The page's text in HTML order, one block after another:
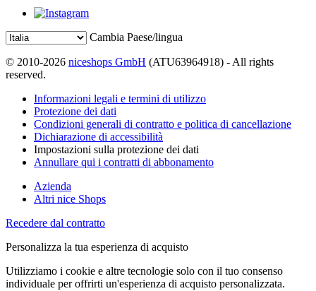
Cambia Paese/lingua
© 2010-2026 niceshops GmbH (ATU63964918) - All rights
reserved.
Informazioni legali e termini di utilizzo
Protezione dei dati
Condizioni generali di contratto e politica di cancellazione
Dichiarazione di accessibilità
Impostazioni sulla protezione dei dati
Annullare qui i contratti di abbonamento
Azienda
Altri nice Shops
Recedere dal contratto
Personalizza la tua esperienza di acquisto
Utilizziamo i cookie e altre tecnologie solo con il tuo consenso
individuale per offrirti un'esperienza di acquisto personalizzata.